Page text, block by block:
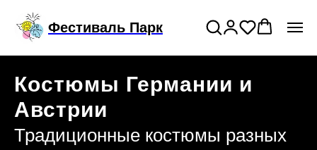
Фестиваль Парк
костюмов
Костюмы Германии и
Австрии
Традиционные костюмы разных